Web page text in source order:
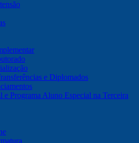
e Diplomados
e Programa Aluno Especial na Terceira